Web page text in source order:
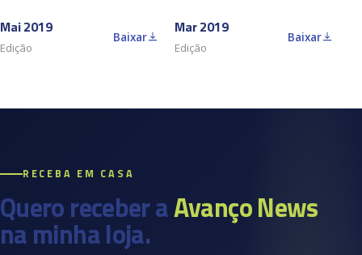
Mai 2019
Edição
Baixar
Mar 2019
Edição
Baixar
RECEBA EM CASA
Quero receber aAvanço News
na minha loja.